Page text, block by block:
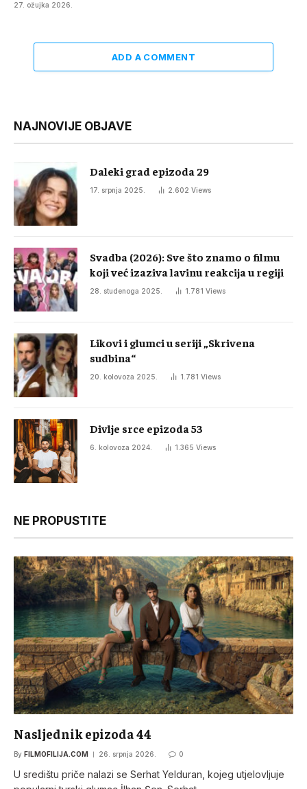
27. ožujka 2026.
ADD A COMMENT
NAJNOVIJE OBJAVE
Daleki grad epizoda 29
17. srpnja 2025. 2.602 Views
Svadba (2026): Sve što znamo o filmu
koji već izaziva lavinu reakcija u regiji
28. studenoga 2025. 1.781 Views
Likovi i glumci u seriji „Skrivena
sudbina“
20. kolovoza 2025. 1.781 Views
Divlje srce epizoda 53
6. kolovoza 2024. 1.365 Views
NE PROPUSTITE
Nasljednik epizoda 44
By FILMOFILIJA.COM 26. srpnja 2026. 0
U središtu priče nalazi se Serhat Yelduran, kojeg utjelovljuje